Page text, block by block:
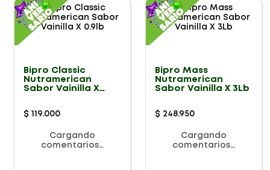
Bipro Classic
Nutramerican
Sabor Vainilla X
$ 119.000
Cargando
comentarios…
Bipro Mass
Nutramerican
Sabor Vainilla X 3Lb
$ 248.950
Cargando
comentarios…